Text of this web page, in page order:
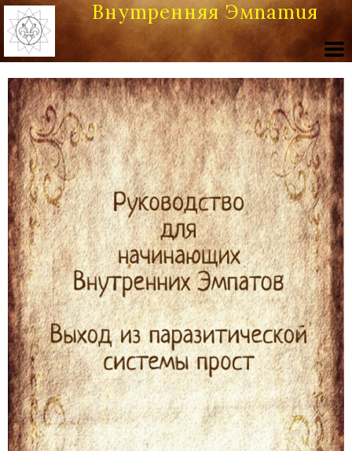
Внутренняя Эмпатия